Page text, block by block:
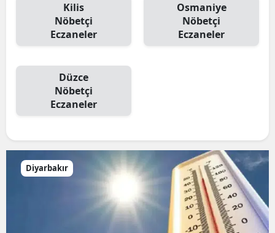
Kilis
Nöbetçi
Eczaneler
Osmaniye
Nöbetçi
Eczaneler
Düzce
Nöbetçi
Eczaneler
Diyarbakır